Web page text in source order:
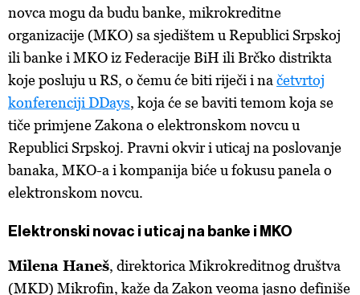
novca mogu da budu banke, mikrokreditne
organizacije (MKO) sa sjedištem u Republici Srpskoj
ili banke i MKO iz Federacije BiH ili Brčko distrikta
koje posluju u RS, o čemu će biti riječi i na četvrtoj
konferenciji DDays, koja će se baviti temom koja se
tiče primjene Zakona o elektronskom novcu u
Republici Srpskoj. Pravni okvir i uticaj na poslovanje
banaka, MKO-a i kompanija biće u fokusu panela o
elektronskom novcu.
Elektronski novac i uticaj na banke i MKO
Milena Haneš, direktorica Mikrokreditnog društva
(MKD) Mikrofin, kaže da Zakon veoma jasno definiše